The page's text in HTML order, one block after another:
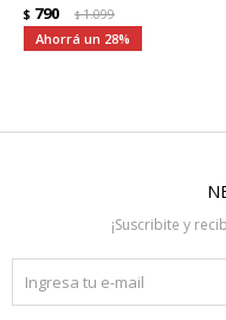
$ 790 $1.099
28
¡Suscribite y